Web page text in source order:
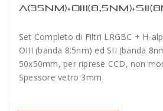
Set Completo di Filtri LRGBC + H-
OIII (banda 8.5nm) ed SII (banda
50x50mm, per riprese CCD, non
Spessore vetro 3mm